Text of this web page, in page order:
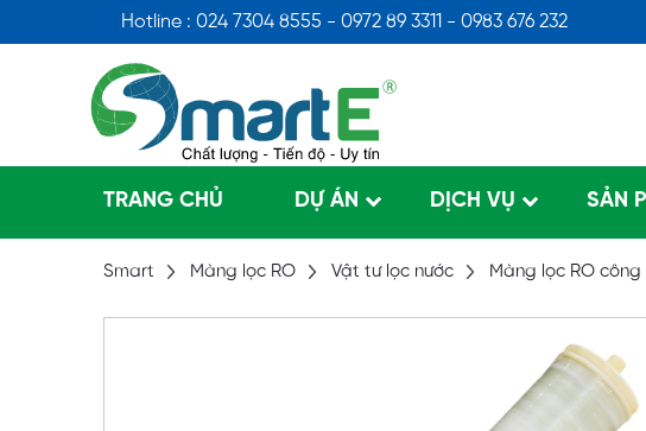
Hotline : 024 7304 8555 - 0972 89 3311 - 0983 676 232
TRANG CHỦ DỰ ÁN DỊCH VỤ SẢN
Smart Màng lọc RO Vật tư lọc nước Màng lọc RO công